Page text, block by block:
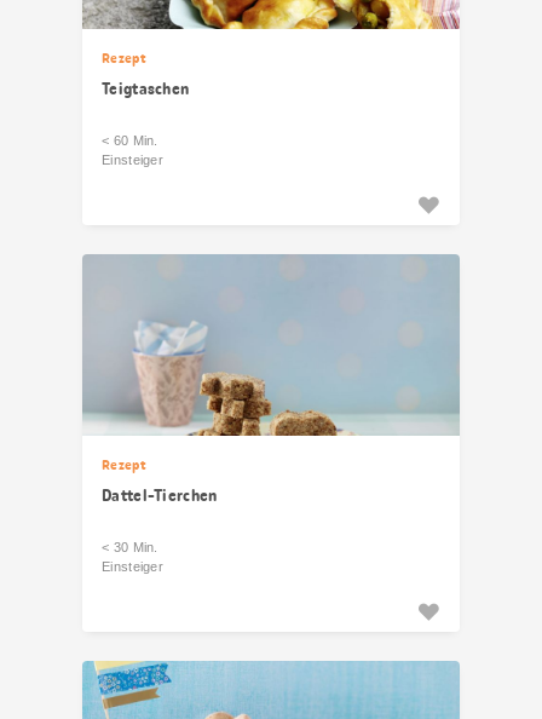
Rezept
Teigtaschen
< 60 Min.
Einsteiger
Rezept
Dattel-Tierchen
< 30 Min.
Einsteiger